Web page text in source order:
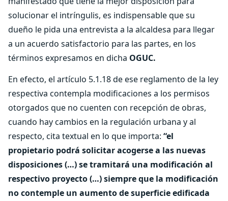
solucionar el intríngulis, es indispensable que su
dueño le pida una entrevista a la alcaldesa para llegar
a un acuerdo satisfactorio para las partes, en los
términos expresamos en dicha OGUC.
En efecto, el artículo 5.1.18 de ese reglamento de la ley
respectiva contempla modificaciones a los permisos
otorgados que no cuenten con recepción de obras,
cuando hay cambios en la regulación urbana y al
respecto, cita textual en lo que importa: “el
propietario podrá solicitar acogerse a las nuevas
disposiciones (…) se tramitará una modificación al
respectivo proyecto (…) siempre que la modificación
no contemple un aumento de superficie edificada